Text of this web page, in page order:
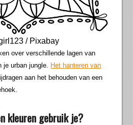
/ Pixabay
over verschillende lagen van
je urban jungle. Het hanteren van
aan het behouden van een
kleuren gebruik je?